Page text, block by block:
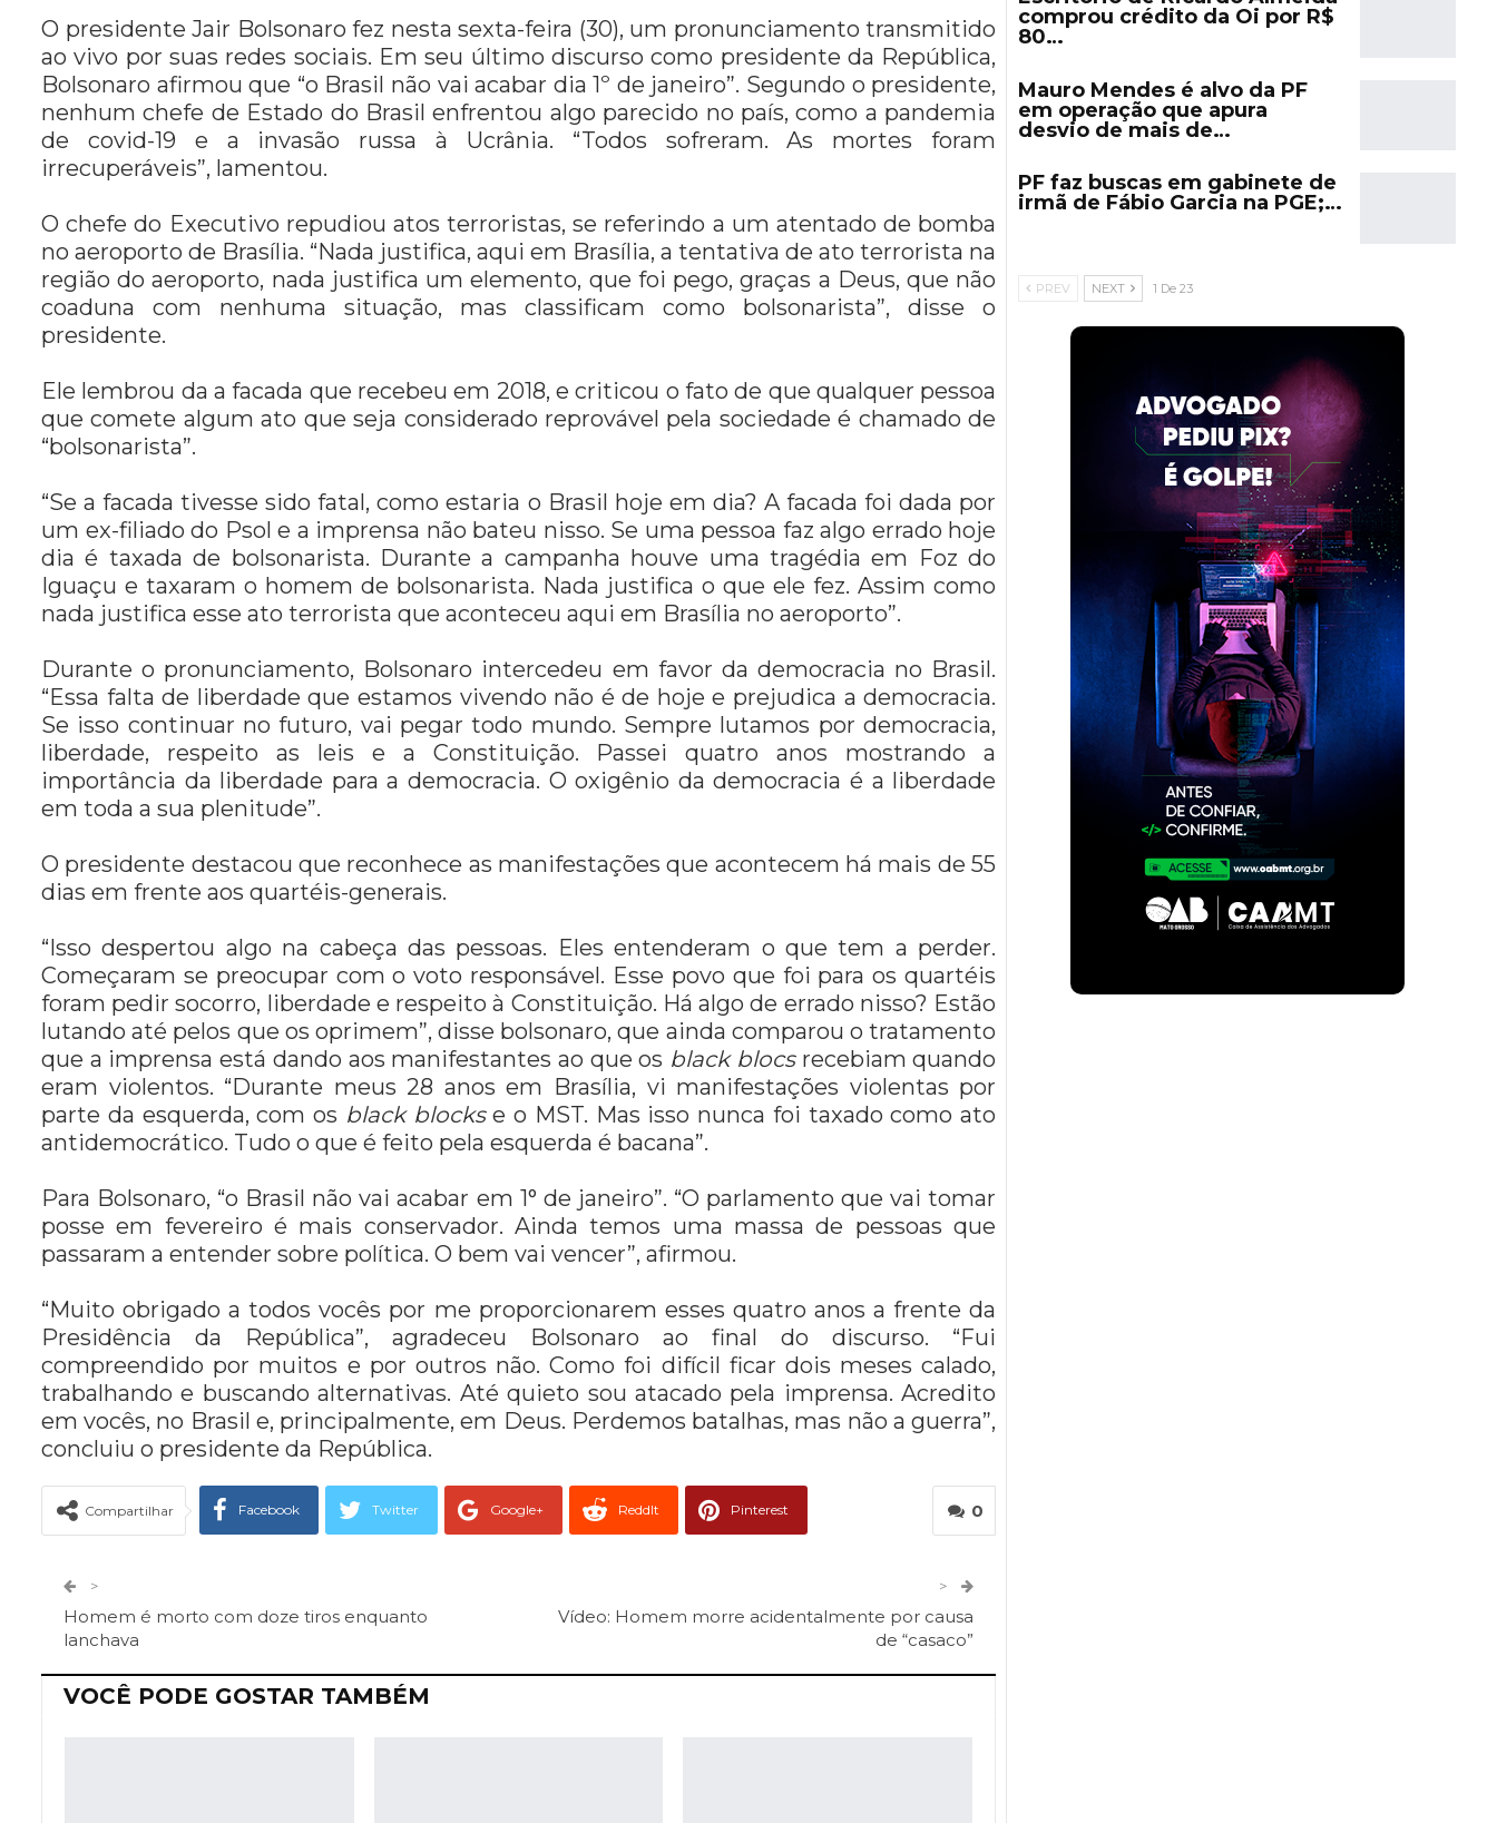
O presidente Jair Bolsonaro fez nesta sexta-feira (30), um pronunciamento transmitido
ao vivo por suas redes sociais. Emseu último discurso como presidente da República,
Bolsonaro afirmou que “o Brasil não vai acabar dia 1º de janeiro”. Segundo o presidente,
nenhum chefe de Estado do Brasil enfrentou algo parecido no país, como a pandemia
de covid-19 e a invasão russa à Ucrânia. “Todos sofreram. As mortes foram
irrecuperáveis”, lamentou.
O chefe do Executivo repudiou atos terroristas, se referindo a um atentado de bomba
no aeroporto de Brasília. “Nada justifica, aqui em Brasília, a tentativa de ato terrorista na
região do aeroporto, nada justifica um elemento, que foi pego, graças a Deus, que não
coaduna com nenhuma situação, mas classificam como bolsonarista”, disse o
presidente.
Ele lembrou da a facada que recebeu em 2018, e criticou o fato de que qualquer pessoa
que comete algum ato que seja considerado reprovável pela sociedade é chamado de
“bolsonarista”.
“Se a facada tivesse sido fatal, como estaria o Brasil hoje em dia? A facada foi dada por
um ex-filiado do Psol e a imprensa não bateu nisso. Se uma pessoa faz algo errado hoje
dia é taxada de bolsonarista. Durante a campanha houve uma tragédia em Foz do
Iguaçu e taxaram o homem de bolsonarista. Nada justifica o que ele fez. Assim como
nada justifica esse ato terrorista que aconteceu aqui em Brasília no aeroporto”.
Durante o pronunciamento, Bolsonaro intercedeu em favor da democracia no Brasil.
“Essa falta de liberdade que estamos vivendo não é de hoje e prejudica a democracia.
Se isso continuar no futuro, vai pegar todo mundo. Sempre lutamos por democracia,
liberdade, respeito as leis e a Constituição. Passei quatro anos mostrando a
importância da liberdade para a democracia. O oxigênio da democracia é a liberdade
em toda a sua plenitude”.
O presidente destacou que reconhece as manifestações que acontecem há mais de 55
dias em frente aos quartéis-generais.
“Isso despertou algo na cabeça das pessoas. Eles entenderam o que tem a perder.
Começaram se preocupar com o voto responsável. Esse povo que foi para os quartéis
foram pedir socorro, liberdade e respeito à Constituição. Há algo de errado nisso? Estão
lutando até pelos que os oprimem”, disse bolsonaro, que ainda comparou o tratamento
que a imprensa está dando aos manifestantes ao que os black blocsrecebiam quando
eram violentos. “Durante meus 28 anos em Brasília, vi manifestações violentas por
parte da esquerda, com os black blockse o MST. Mas isso nunca foi taxado como ato
antidemocrático. Tudo o que é feito pela esquerda é bacana”.
Para Bolsonaro, “o Brasil não vai acabar em 1° de janeiro”. “O parlamento que vai tomar
posse em fevereiro é mais conservador. Ainda temos uma massa de pessoas que
passaram a entender sobre política. O bem vai vencer”, afirmou.
“Muito obrigado a todos vocês por me proporcionarem esses quatro anos a frente da
Presidência da República”, agradeceu Bolsonaro ao final do discurso. “Fui
compreendido por muitos e por outros não. Como foi difícil ficar dois meses calado,
trabalhando e buscando alternativas. Até quieto sou atacado pela imprensa. Acredito
em vocês, no Brasil e, principalmente, em Deus. Perdemos batalhas, mas não a guerra”,
concluiu o presidente da República.
0
Compartilhar Facebook Twitter Google+ ReddIt Pinterest
>
Homem é morto com doze tiros enquanto
lanchava
>
Vídeo: Homem morre acidentalmente por causa
de “casaco”
VOCÊ PODE GOSTAR TAMBÉM
comprou crédito da Oi por R$
80…
Mauro Mendes é alvo da PF
em operação que apura
desvio de mais de…
PF faz buscas em gabinete de
irmã de Fábio Garcia na PGE;…
PREV NEXT 1 De 23